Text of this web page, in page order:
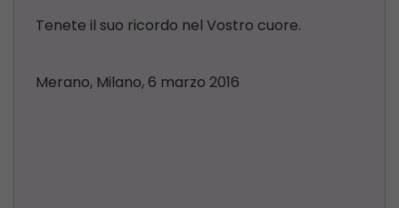
Tenete il suo ricordo nel Vostro cuore.
Merano, Milano, 6 marzo 2016